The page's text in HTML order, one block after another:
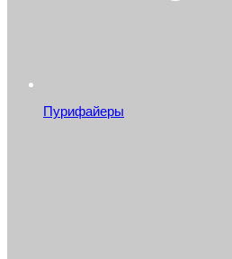
Пурифайеры